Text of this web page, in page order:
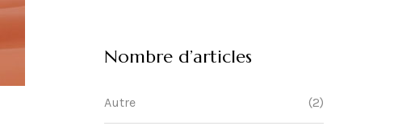
Nombre d’articles
Autre (2)